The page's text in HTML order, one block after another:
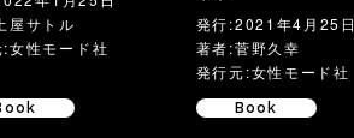
屋サトル
女性モード社
発行:2021年4月25日
著者:菅野久幸
発行元:女性モード社
Book